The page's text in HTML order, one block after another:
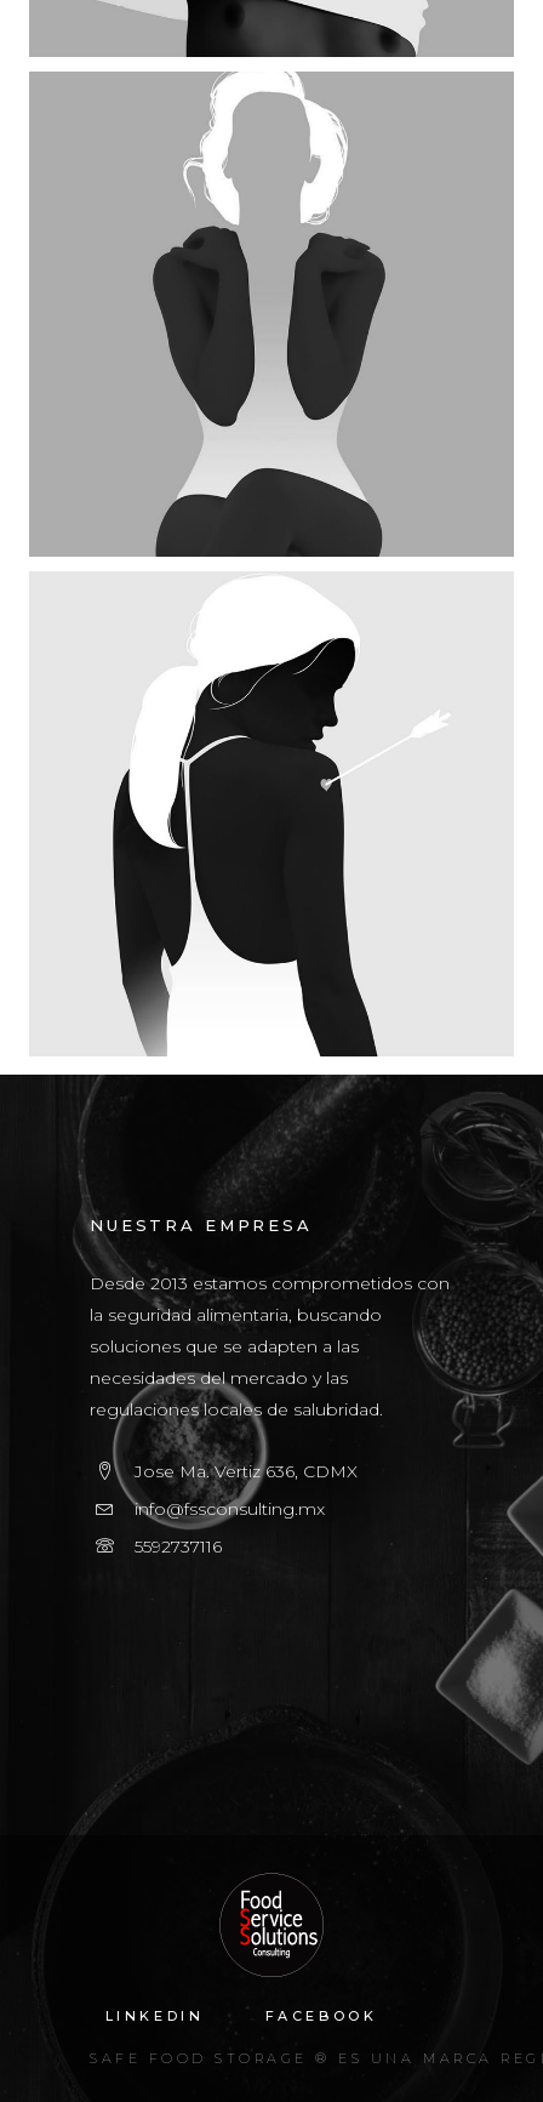
SMALL SLIDER LEFT
SMALL SLIDER RIGHT
NUESTRA EMPRESA
Desde 2013 estamos comprometidos con
la seguridad alimentaria, buscando
soluciones que se adapten a las
necesidades del mercado y las
regulaciones locales de salubridad.
Jose Ma. Vertiz 636, CDMX
info@fssconsulting.mx
5592737116
LINKEDIN FACEBOOK
SAFE FOOD STORAGE ® ES UNA MARCA